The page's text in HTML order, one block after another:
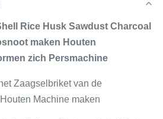
Rice Husk Sawdust Charcoal
maken Houten
zich Persmachine
Zaagselbriket van de
Machine maken